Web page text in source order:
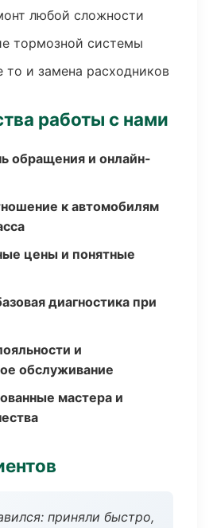
любой сложности
тормозной системы
то и замена расходников
работы с нами
обращения и онлайн-
к автомобилям
цены и понятные
диагностика при
и
обслуживание
мастера и
приняли быстро,